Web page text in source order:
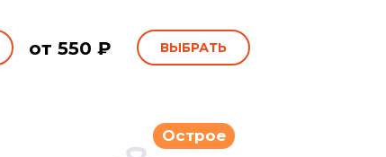
от 550 ₽ ВЫБРАТЬ
Острое